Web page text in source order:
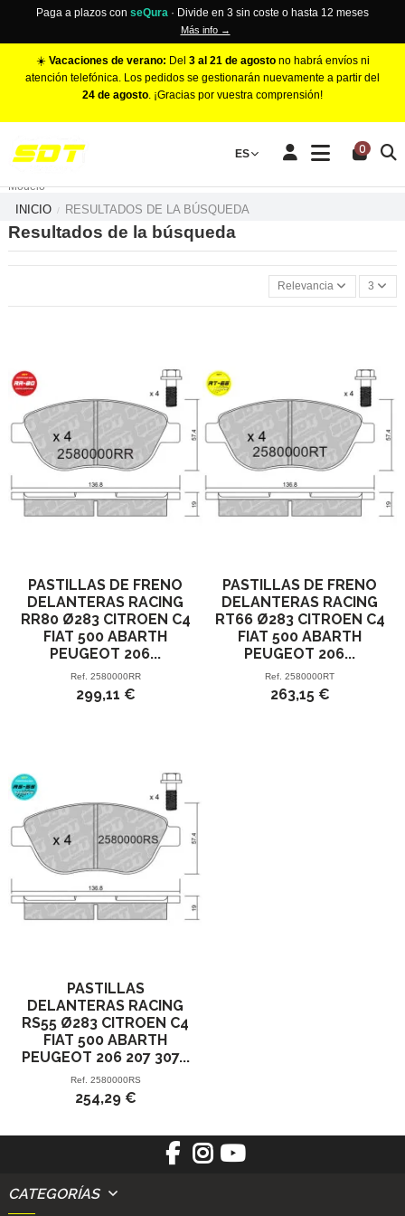
Paga a plazos con seQura · Divide en 3 sin coste o hasta 12 meses
Más info →
☀️ Vacaciones de verano: Del 3 al 21 de agostono habrá envíos ni
atención telefónica. Los pedidos se gestionarán nuevamente a partir del
24 de agosto. ¡Gracias por vuestra comprensión!
ES 0
Make
Modelo
INICIO RESULTADOS DE LA BÚSQUEDA
Resultados de la búsqueda
Relevancia 3
PASTILLAS DE FRENO
DELANTERAS RACING
RR80 Ø283 CITROEN C4
FIAT 500 ABARTH
PEUGEOT 206...
Ref. 2580000RR
299,11 €
PASTILLAS DE FRENO
DELANTERAS RACING
RT66 Ø283 CITROEN C4
FIAT 500 ABARTH
PEUGEOT 206...
Ref. 2580000RT
263,15 €
PASTILLAS
DELANTERAS RACING
RS55 Ø283 CITROEN C4
FIAT 500 ABARTH
PEUGEOT 206 207 307...
Ref. 2580000RS
254,29 €
CATEGORÍAS